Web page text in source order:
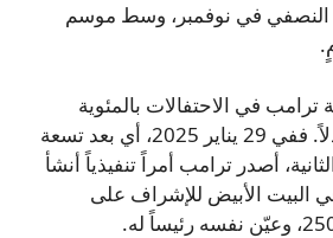
النصفي في نوفمبر، وسط موسم
ترامب في الاحتفالات بالمئوية
الثانية والخمسين جدلاً. ففي 29 يناير 2025، أي بعد تسعة
أصدر ترامب أمراً تنفيذياً أنشأ
البيت الأبيض للإشراف على